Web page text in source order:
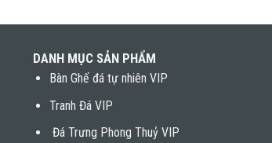
DANH MỤC SẢN PHẨM
Bàn Ghế đá tự nhiên VIP
Tranh Đá VIP
Đá Trưng Phong Thuỷ VIP